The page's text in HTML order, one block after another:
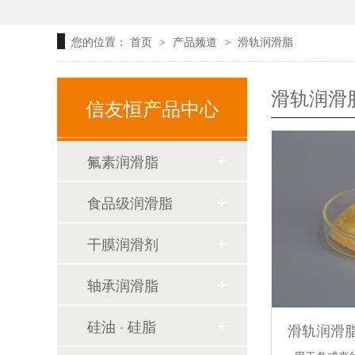
您的位置： 首页 > 产品频道 > 滑轨润滑脂
滑轨润滑
滑轨润滑
信友恒产品中心
氟素润滑脂
食品级润滑脂
干膜润滑剂
轴承润滑脂
硅油 · 硅脂